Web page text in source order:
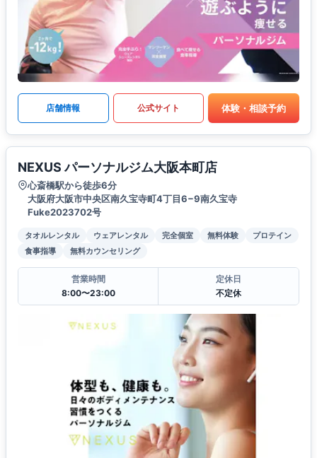
店舗情報 公式サイト 体験・相談予約
NEXUS パーソナルジム大阪本町店
心斎橋駅から徒歩6分
大阪府大阪市中央区南久宝寺町4丁目6−9南久宝寺
Fuke2023702号
タオルレンタル ウェアレンタル 完全個室 無料体験
プロテイン
食事指導
無料カウンセリング
営業時間
8:00〜23:00
定休日
不定休